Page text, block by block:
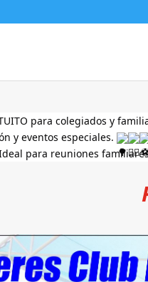
para colegiados y
y eventos especiales.
para reuniones